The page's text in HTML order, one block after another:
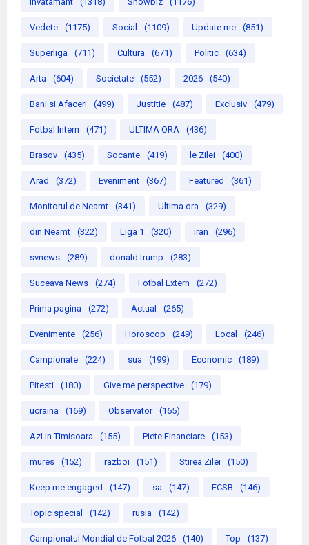
Vedete (1175) Social (1109) Update me (851)
Superliga (711) Cultura (671) Politic (634)
Arta (604) Societate (552) 2026 (540)
Bani si Afaceri (499) Justitie (487) Exclusiv (479)
Fotbal Intern (471) ULTIMA ORA (436)
Brasov (435) Socante (419) le Zilei (400)
Arad (372) Eveniment (367) Featured (361)
Monitorul de Neamt (341) Ultima ora (329)
din Neamt (322) Liga 1 (320) iran (296)
svnews (289) donald trump (283)
Suceava News (274) Fotbal Extern (272)
Prima pagina (272) Actual (265)
Evenimente (256) Horoscop (249) Local (246)
Campionate (224) sua (199) Economic (189)
Pitesti (180) Give me perspective (179)
ucraina (169) Observator (165)
Azi in Timisoara (155) Piete Financiare (153)
mures (152) razboi (151) Stirea Zilei (150)
Keep me engaged (147) sa (147) FCSB (146)
Topic special (142) rusia (142)
Campionatul Mondial de Fotbal 2026 (140) Top (137)